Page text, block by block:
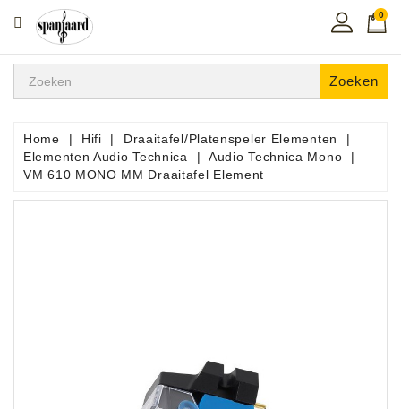
CATEGORIE
Home
In
De
Regio
0
Zoeken
Home Hifi
Draaitafel/Platenspeler Elementen
Elementen Audio Technica
Audio Technica Mono
VM 610 MONO MM Draaitafel Element